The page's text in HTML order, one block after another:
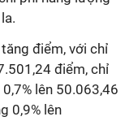
điểm, với chỉ
điểm, chỉ
lên 50.063,46
0,9% lên